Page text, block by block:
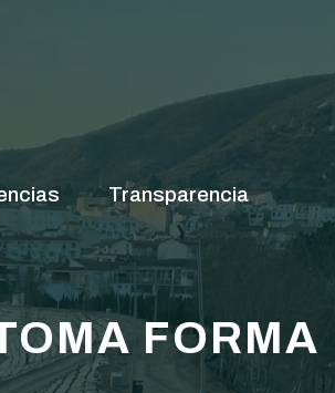
Transparencia
FORMA